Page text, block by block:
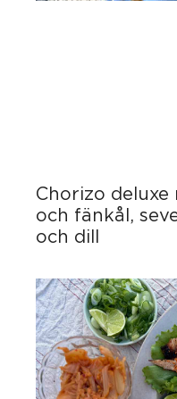
Chorizo
och fänkål,
och dill